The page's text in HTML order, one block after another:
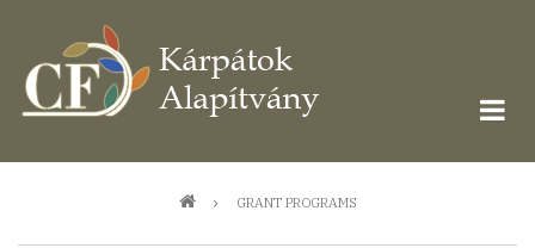
tartalomra
GRANT PROGRAMS